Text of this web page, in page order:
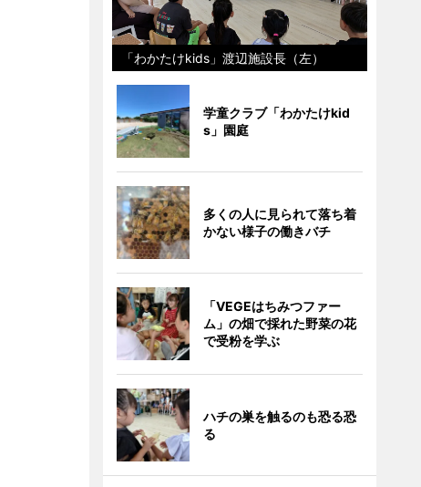
「わかたけkids」渡辺施設長（左）
学童クラブ「わかたけkid
s」園庭
多くの人に見られて落ち着
かない様子の働きバチ
「VEGEはちみつファー
ム」の畑で採れた野菜の花
で受粉を学ぶ
ハチの巣を触るのも恐る恐
る